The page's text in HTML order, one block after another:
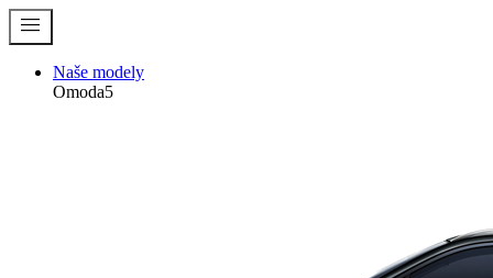
menu
Naše modely
Omoda5